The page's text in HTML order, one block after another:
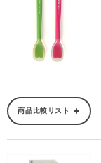
商品比較リスト